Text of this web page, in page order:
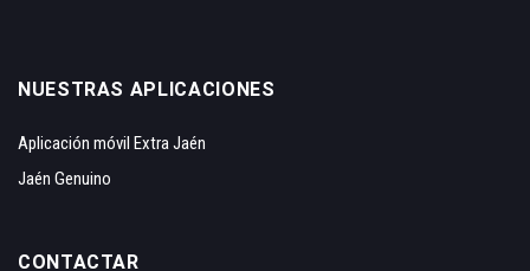
NUESTRAS APLICACIONES
Aplicación móvil Extra Jaén
Jaén Genuino
CONTACTAR